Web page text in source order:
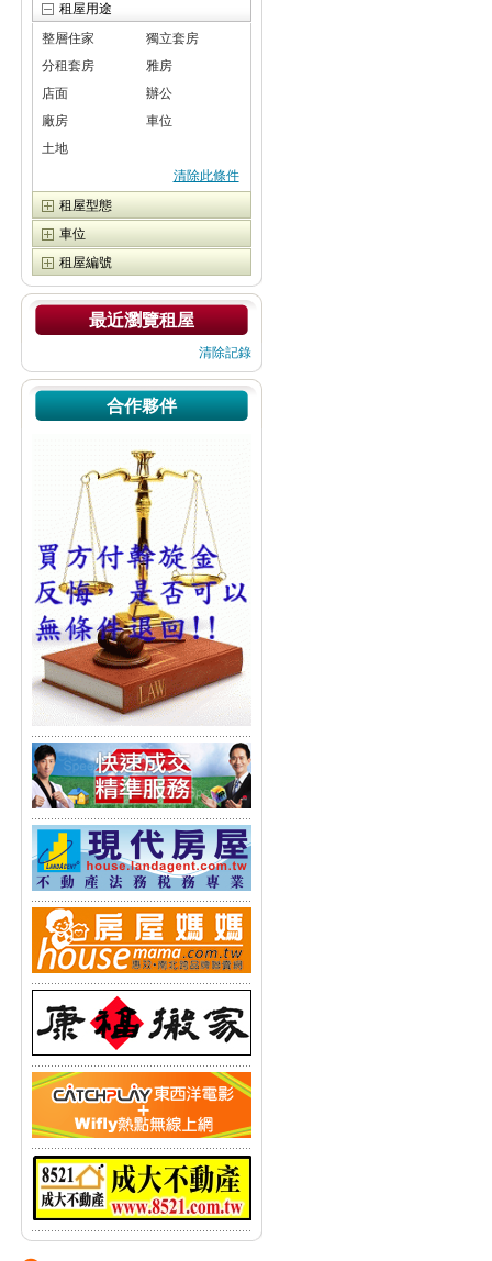
租屋用途
整層住家
獨立套房
分租套房
雅房
店面
辦公
廠房
車位
土地
清除此條件
租屋型態
車位
租屋編號
最近瀏覽租屋
清除記錄
合作夥伴